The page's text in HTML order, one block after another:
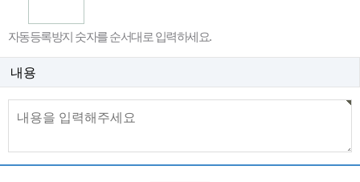
자동등록방지 숫자를 순서대로 입력하세요.
내용